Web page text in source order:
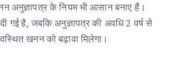
अनुज्ञापत्र के नियम भी आसान बनाए हैं।
गई है, जबकि अनुज्ञापत्र की अवधि 2 वर्ष से
खनन को बढ़ावा मिलेगा।